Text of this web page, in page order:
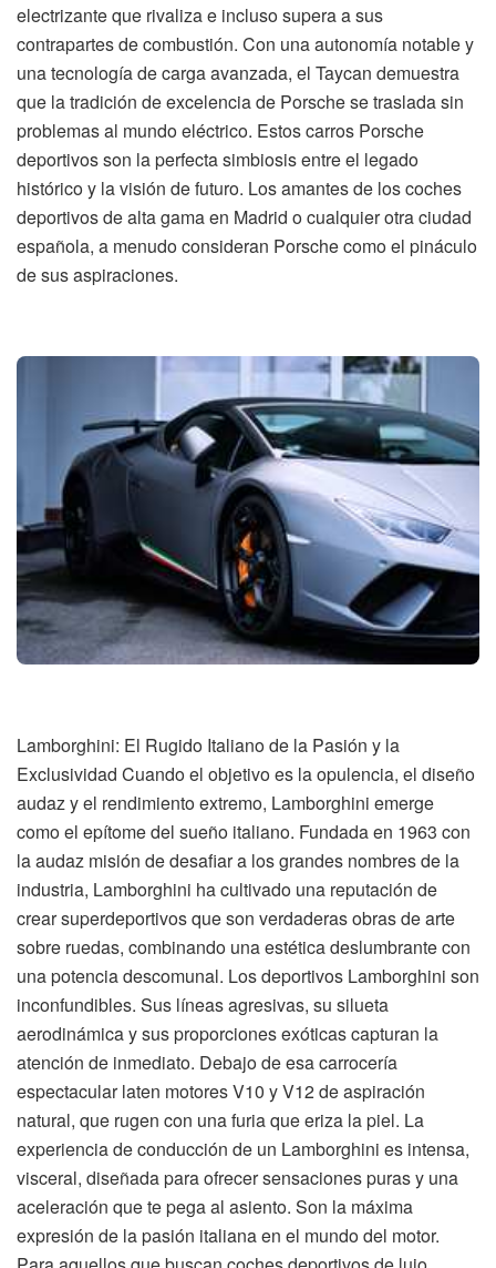
electrizante que rivaliza e incluso supera a sus
contrapartes de combustión. Con una autonomía notable y
una tecnología de carga avanzada, el Taycan demuestra
que la tradición de excelencia de Porsche se traslada sin
problemas al mundo eléctrico. Estos carros Porsche
deportivos son la perfecta simbiosis entre el legado
histórico y la visión de futuro. Los amantes de los coches
deportivos de alta gama en Madrid o cualquier otra ciudad
española, a menudo consideran Porsche como el pináculo
de sus aspiraciones.
Lamborghini: El Rugido Italiano de la Pasión y la
Exclusividad Cuando el objetivo es la opulencia, el diseño
audaz y el rendimiento extremo, Lamborghini emerge
como el epítome del sueño italiano. Fundada en 1963 con
la audaz misión de desafiar a los grandes nombres de la
industria, Lamborghini ha cultivado una reputación de
crear superdeportivos que son verdaderas obras de arte
sobre ruedas, combinando una estética deslumbrante con
una potencia descomunal. Los deportivos Lamborghini son
inconfundibles. Sus líneas agresivas, su silueta
aerodinámica y sus proporciones exóticas capturan la
atención de inmediato. Debajo de esa carrocería
espectacular laten motores V10 y V12 de aspiración
natural, que rugen con una furia que eriza la piel. La
experiencia de conducción de un Lamborghini es intensa,
visceral, diseñada para ofrecer sensaciones puras y una
aceleración que te pega al asiento. Son la máxima
expresión de la pasión italiana en el mundo del motor.